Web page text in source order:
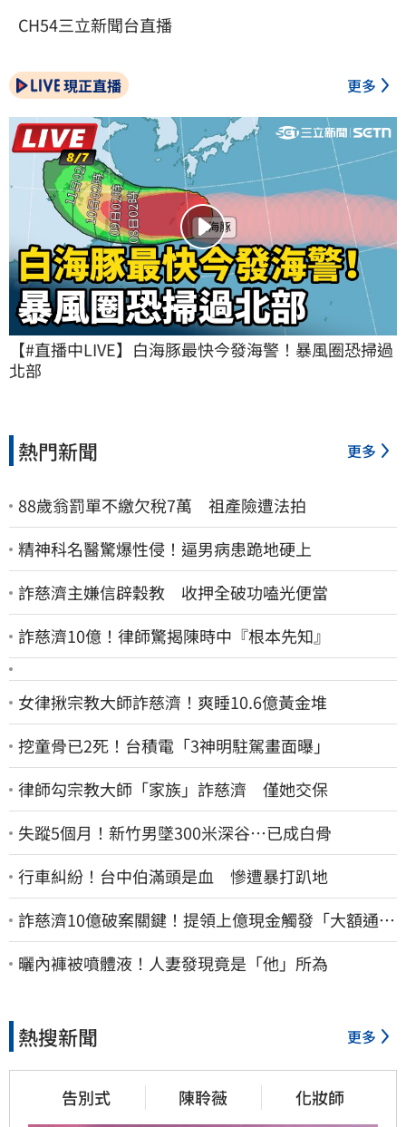
CH54三立新聞台直播
現正直播 更多
【#直播中LIVE】白海豚最快今發海警！暴風圈恐掃過
北部
熱門新聞 更多
88歲翁罰單不繳欠稅7萬 祖產險遭法拍
精神科名醫驚爆性侵！逼男病患跪地硬上
詐慈濟主嫌信辟穀教 收押全破功嗑光便當
詐慈濟10億！律師驚揭陳時中『根本先知』
女律揪宗教大師詐慈濟！爽睡10.6億黃金堆
挖童骨已2死！台積電「3神明駐駕畫面曝」
律師勾宗教大師「家族」詐慈濟 僅她交保
失蹤5個月！新竹男墜300米深谷…已成白骨
行車糾紛！台中伯滿頭是血 慘遭暴打趴地
詐慈濟10億破案關鍵！提領上億現金觸發「大額通
報」神鬼律師遭擊落內幕
曬內褲被噴體液！人妻發現竟是「他」所為
熱搜新聞 更多
告別式 陳聆薇 化妝師